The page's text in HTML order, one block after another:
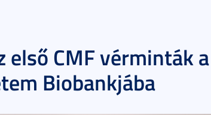
első CMF vérminták
Biobankjába